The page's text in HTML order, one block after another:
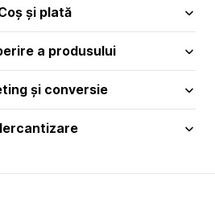
și plată
a produsului
și conversie